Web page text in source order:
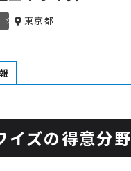
シルバー東京都
イズの得意分野